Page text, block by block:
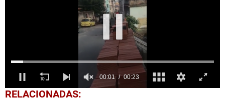
0
seconds
RELACIONADAS: